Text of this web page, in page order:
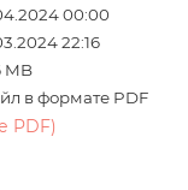
00:00
22:16
MB
в формате PDF
PDF)